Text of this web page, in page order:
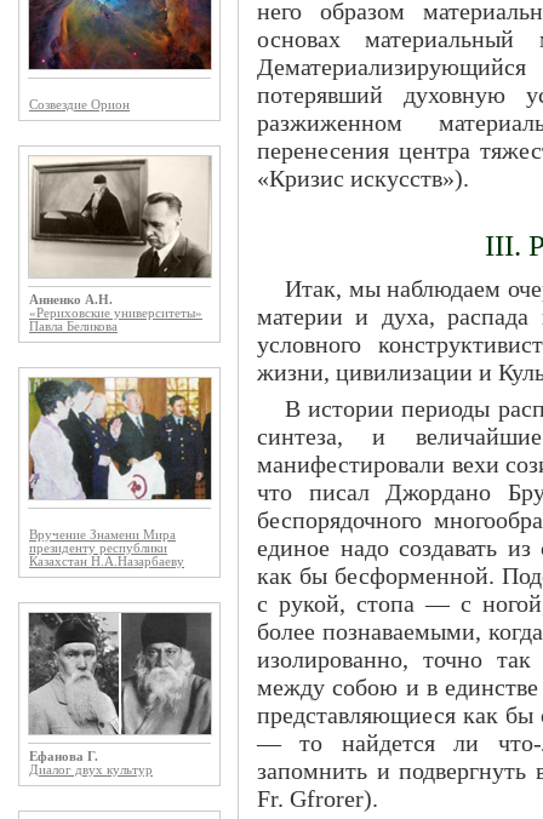
Созвездие Орион
Анненко А.Н.
«Рериховские университеты»
Павла Беликова
Вручение Знамени Мира
президенту республики
Казахстан Н.А.Назарбаеву
Ефанова Г.
Диалог двух культур
него образом
основах
потерявший духовную
разжиженном
перенесения центра
«Кризис искусств»).
III.
Итак, мы наблюдаем
материи и духа, распада
условного
жизни, цивилизации и
В истории периоды
синтеза, и
манифестировали вехи
что писал Джордано
беспорядочного
единое надо создавать
как бы бесформенной.
с рукой, стопа — с
более познаваемыми,
изолированно, точно
между собою и в единстве
представляющиеся как
— то найдется ли
запомнить и
Fr. Gfrorer).